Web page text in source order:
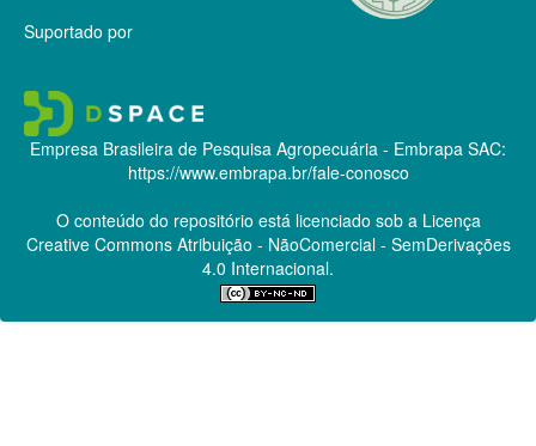
Suportado por
Empresa Brasileira de Pesquisa Agropecuária - Embrapa SAC:
https://www.embrapa.br/fale-conosco
O conteúdo do repositório está licenciado sob a Licença
Creative CommonsAtribuição - NãoComercial - SemDerivações
4.0 Internacional.